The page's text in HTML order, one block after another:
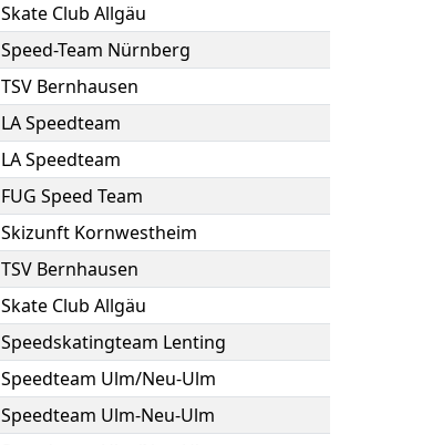
Skate Club Allgäu
Speed-Team Nürnberg
TSV Bernhausen
LA Speedteam
LA Speedteam
FUG Speed Team
Skizunft Kornwestheim
TSV Bernhausen
Skate Club Allgäu
Speedskatingteam Lenting
Speedteam Ulm/Neu-Ulm
Speedteam Ulm-Neu-Ulm